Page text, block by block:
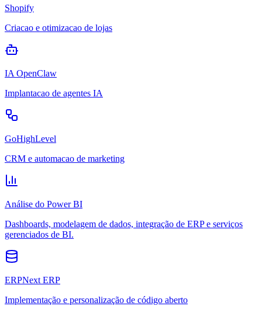
Shopify
Criacao e otimizacao de lojas
IA OpenClaw
Implantacao de agentes IA
GoHighLevel
CRM e automacao de marketing
Análise do Power BI
Dashboards, modelagem de dados, integração de ERP e serviços
gerenciados de BI.
ERPNext ERP
Implementação e personalização de código aberto